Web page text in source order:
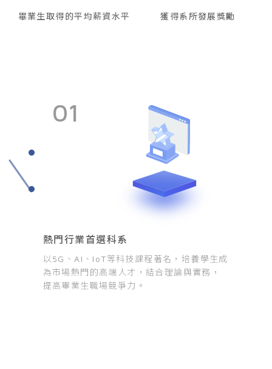
畢業生取得的平均薪資水平 獲得系所發展獎勵
01
熱門行業首選科系
以5G、AI、IoT等科技課程著名，培養學生成
為市場熱門的高端人才，結合理論與實務，
提高畢業生職場競爭力。